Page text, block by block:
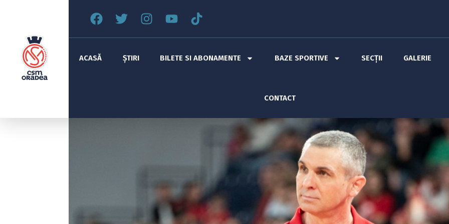
ACASĂ ȘTIRI BILETE SI ABONAMENTE BAZE SPORTIVE SECȚII GALERIE
CONTACT